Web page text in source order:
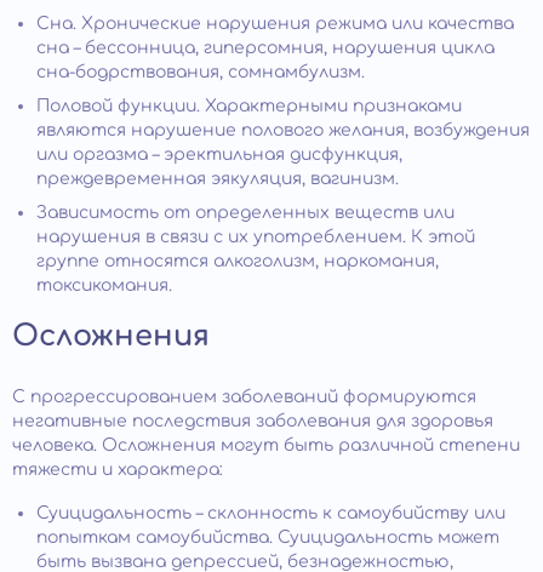
Сна. Хронические нарушения режима или качества
сна – бессонница, гиперсомния, нарушения цикла
сна-бодрствования, сомнамбулизм.
Половой функции. Характерными признаками
являются нарушение полового желания, возбуждения
или оргазма – эректильная дисфункция,
преждевременная эякуляция, вагинизм.
Зависимость от определенных веществ или
нарушения в связи с их употреблением. К этой
группе относятся алкоголизм, наркомания,
токсикомания.
Осложнения
С прогрессированием заболеваний формируются
негативные последствия заболевания для здоровья
человека. Осложнения могут быть различной степени
тяжести и характера:
Суицидальность – склонность к самоубийству или
попыткам самоубийства. Суицидальность может
быть вызвана депрессией, безнадежностью,